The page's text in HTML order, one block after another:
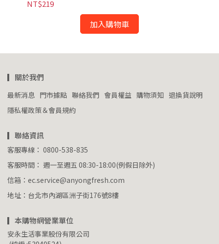
NT$219
加入購物車
▎關於我們
最新消息 門市據點 聯絡我們 會員權益 購物須知 退換貨說明
隱私權政策＆會員規約
▎聯絡資訊
客服專線： 0800-538-835
客服時間： 週一至週五 08:30-18:00(例假日除外)
信箱：ec.service@anyongfresh.com
地址：台北市內湖區洲子街176號8樓
▎本購物網營業單位
安永生活事業股份有限公司